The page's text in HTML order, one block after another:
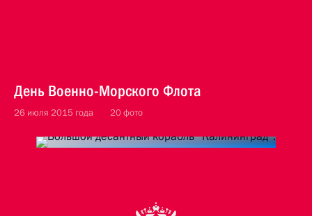
День Военно-Морского Флота
26 июля 2015 года 20 фото